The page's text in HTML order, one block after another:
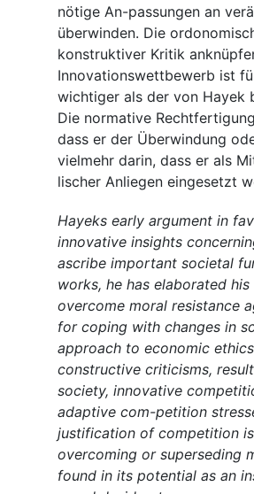
nötige An-passungen an
überwinden. Die
konstruktiver Kritik
Innovationswettbewerb ist
wichtiger als der von Hayek
Die normative
dass er der Überwindung
vielmehr darin, dass er als
lischer Anliegen eingesetzt
Hayeks early argument in
innovative insights
ascribe important societal
works, he has elaborated
overcome moral resistance
for coping with changes in
approach to economic
constructive criticisms,
society, innovative
adaptive com-petition
justification of competition
overcoming or superseding
found in its potential as an